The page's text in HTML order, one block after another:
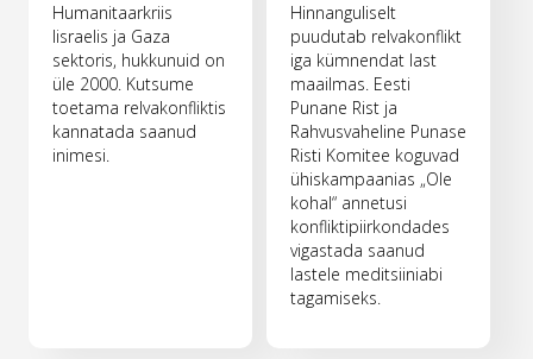
Humanitaarkriis
Iisraelis ja Gaza
sektoris, hukkunuid on
üle 2000. Kutsume
toetama relvakonfliktis
kannatada saanud
inimesi.
Hinnanguliselt
puudutab relvakonflikt
iga kümnendat last
maailmas. Eesti
Punane Rist ja
Rahvusvaheline Punase
Risti Komitee koguvad
ühiskampaanias „Ole
kohal“ annetusi
konfliktipiirkondades
vigastada saanud
lastele meditsiiniabi
tagamiseks.